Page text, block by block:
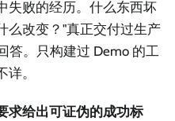
失败的经历。什么东西坏
么改变？"真正交付过生产
答。只构建过 Demo 的工
。
求给出可证伪的成功标